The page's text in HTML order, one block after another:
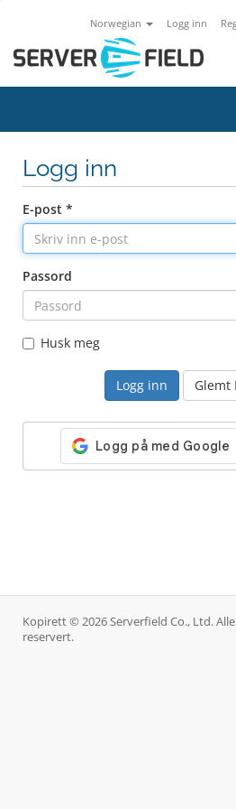
Norwegian Logg inn
Logg inn
E-post *
Passord
Husk meg
Glemt
Kopirett © 2026 Serverfield Co., Ltd.
reservert.